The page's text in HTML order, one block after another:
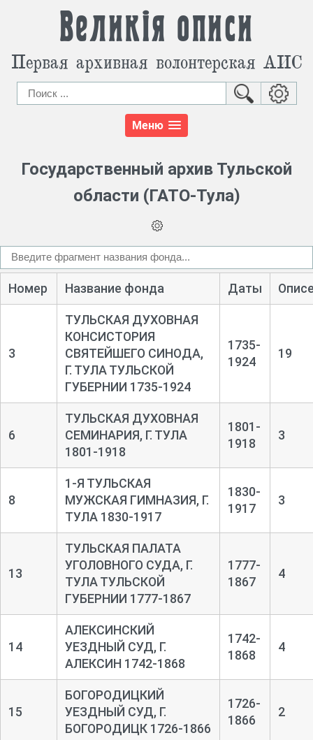
Великія описи
Первая архивная волонтерская АИС
Меню
Государственный архив Тульской
области (ГАТО-Тула)
Номер Название фонда Даты
3
ТУЛЬСКАЯ ДУХОВНАЯ
КОНСИСТОРИЯ
СВЯТЕЙШЕГО СИНОДА,
Г. ТУЛА ТУЛЬСКОЙ
ГУБЕРНИИ 1735-1924
1735-
1924
19
6
ТУЛЬСКАЯ ДУХОВНАЯ
СЕМИНАРИЯ, Г. ТУЛА
1801-1918
1801-
1918
3
8
1-Я ТУЛЬСКАЯ
МУЖСКАЯ ГИМНАЗИЯ, Г.
ТУЛА 1830-1917
1830-
1917
3
13
ТУЛЬСКАЯ ПАЛАТА
УГОЛОВНОГО СУДА, Г.
ТУЛА ТУЛЬСКОЙ
ГУБЕРНИИ 1777-1867
1777-
1867
4
14
АЛЕКСИНСКИЙ
УЕЗДНЫЙ СУД, Г.
АЛЕКСИН 1742-1868
1742-
1868
4
15
БОГОРОДИЦКИЙ
УЕЗДНЫЙ СУД, Г.
БОГОРОДИЦК 1726-1866
1726-
1866
2